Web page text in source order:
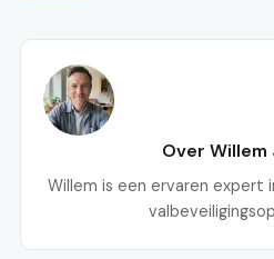
Over Willem
Willem is een ervaren expert